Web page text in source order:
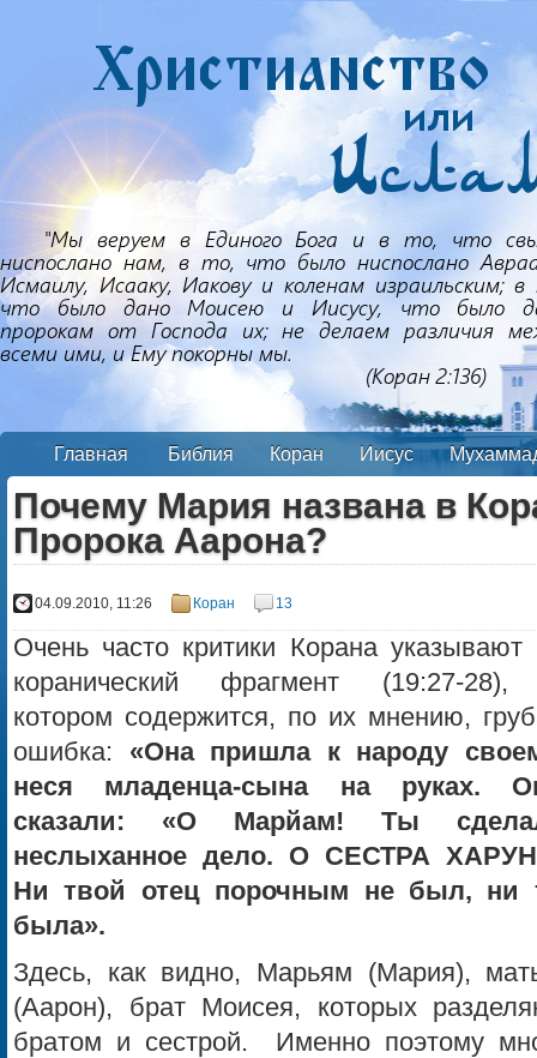
Главная Библия Коран Иисус
Почему Мария названа в
Пророка Аарона?
04.09.2010, 11:26 Коран 13
Очень часто критики Корана указывают
коранический фрагмент (19:27-
котором содержится, по их мнению,
ошибка: «Она пришла к народу
неся младенца-сына на руках.
сказали: «О Марйам! Ты
неслыханное дело. О СЕСТРА
Ни твой отец порочным не был, ни
была».
Здесь, как видно, Марьям (Мария),
(Аарон), брат Моисея, которых
братом и сестрой. Именно поэтому